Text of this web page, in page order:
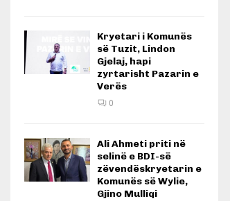
Kryetari i Komunës
së Tuzit, Lindon
Gjelaj, hapi
zyrtarisht Pazarin e
Verës
0
Ali Ahmeti priti në
selinë e BDI-së
zëvendëskryetarin e
Komunës së Wylie,
Gjino Mulliqi